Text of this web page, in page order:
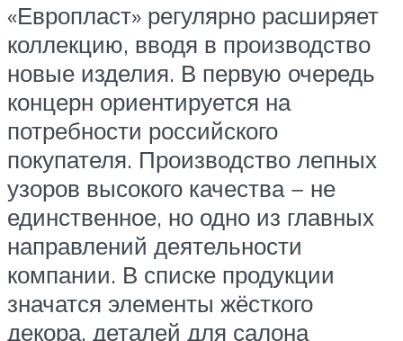
«Европласт» регулярно расширяет
коллекцию, вводя в производство
новые изделия. В первую очередь
концерн ориентируется на
потребности российского
покупателя. Производство лепных
узоров высокого качества − не
единственное, но одно из главных
направлений деятельности
компании. В списке продукции
значатся элементы жёсткого
декора, деталей для салона